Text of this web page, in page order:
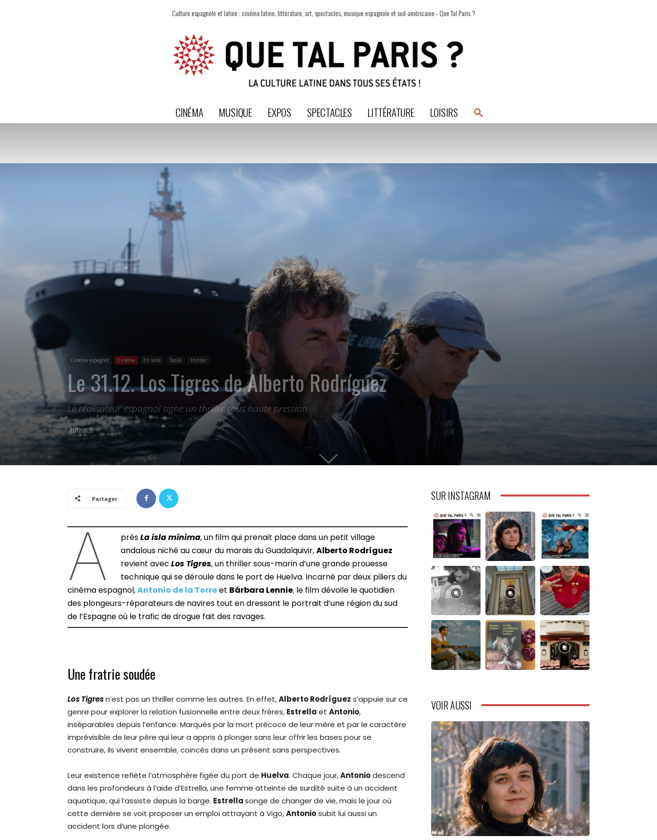
Culture espagnole et latine : cinéma latino, littérature, art, spectacles, musique espagnole et sud-américaine - Que Tal Paris ?
CINÉMA MUSIQUE EXPOS SPECTACLES LITTÉRATURE LOISIRS
Cinéma espagnol Cinéma En salle Social Thriller
Le 31.12. Los Tigres de Alberto Rodríguez
Le réalisateur espagnol signe un thriller sous haute pression
01/12/2025
Partager
A prèsLa isla mínima, un film qui prenait place dans un petit village
andalous niché au cœur du marais du Guadalquivir,Alberto Rodríguez
revient avecLos Tigres, un thriller sous-marin d’une grande prouesse
technique qui se déroule dans le port de Huelva. Incarné par deux piliers du
cinéma espagnol,Antonio de la Torreet Bárbara Lennie, le film dévoile le quotidien
des plongeurs-réparateurs de navires tout en dressant le portrait d’une région du sud
de l’Espagne où le trafic de drogue fait des ravages.
Une fratrie soudée
Los Tigresn’est pas un thriller comme les autres. En effet,Alberto Rodríguez s’appuie sur ce
genre pour explorer la relation fusionnelle entre deux frères, Estrella et Antonio,
inséparables depuis l’enfance. Marqués par la mort précoce de leur mère et par le caractère
imprévisible de leur père qui leur a appris à plonger sans leur offrir les bases pour se
construire, ils vivent ensemble, coincés dans un présent sans perspectives.
Leur existence reflète l’atmosphère figée du port de Huelva. Chaque jour,Antoniodescend
dans les profondeurs à l’aide d’Estrella, une femme atteinte de surdité suite à un accident
aquatique, qui l’assiste depuis la barge. Estrellasonge de changer de vie, mais le jour où
cette dernière se voit proposer un emploi attrayant à Vigo,Antoniosubit lui aussi un
accident lors d’une plongée.
SUR INSTAGRAM
VOIR AUSSI